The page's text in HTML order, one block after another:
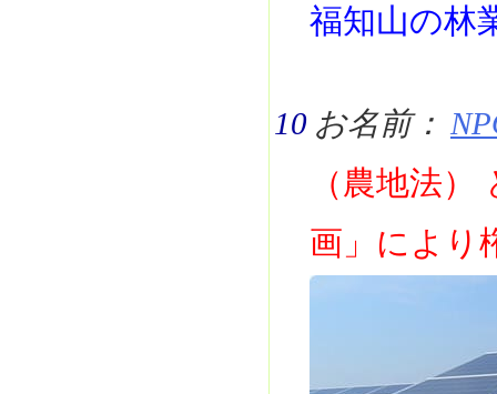
福知山の林
10 お名前：
（農地法
画」により